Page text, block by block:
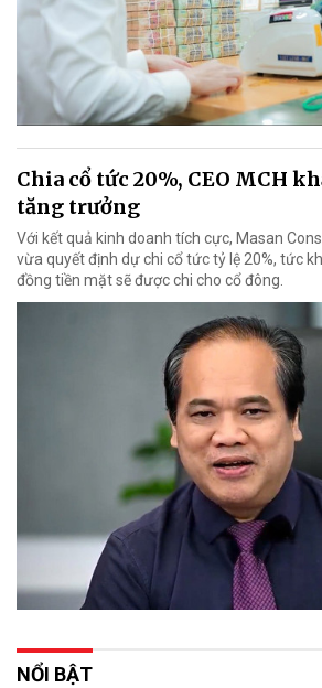
Chia cổ tức 20%, CEO MCH
tăng trưởng
Với kết quả kinh doanh tích cực, Masan
vừa quyết định dự chi cổ tức tỷ lệ 20%, tức
đồng tiền mặt sẽ được chi cho cổ đông.
NỔI BẬT